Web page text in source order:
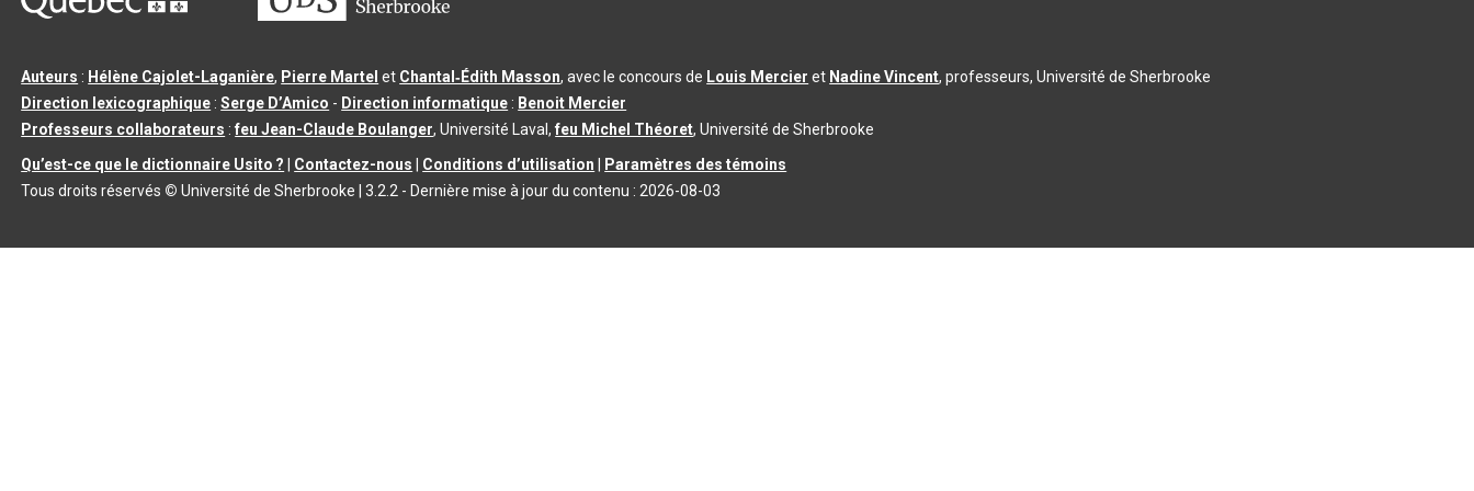
Auteurs : Hélène Cajolet-Laganière, Pierre Martel et Chantal‑Édith Masson, avec le concours de Louis Mercier et Nadine Vincent, professeurs, Université de Sherbrooke
Direction lexicographique :Serge D’Amico - Direction informatique : Benoit Mercier
Professeurs collaborateurs :feu Jean-Claude Boulanger, Université Laval,feu Michel Théoret, Université de Sherbrooke
Qu’est-ce que le dictionnaire Usito ?
Contactez-nous Conditions d’utilisation
Paramètres des témoins
Tous droits réservés © Université de Sherbrooke |3.2.2 - Dernière mise à jour du contenu : 2026-08-03